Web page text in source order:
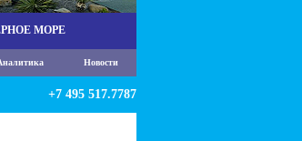
МОРЕ
Новости
+7 495 517.7787